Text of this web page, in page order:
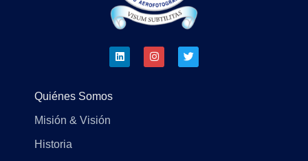
Quiénes Somos
Misión & Visión
Historia